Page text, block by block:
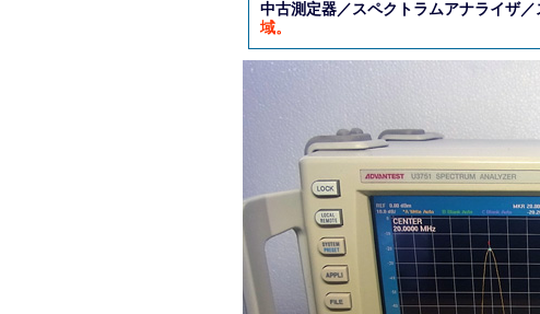
中古測定器／スペクトラムアナライザ
域。